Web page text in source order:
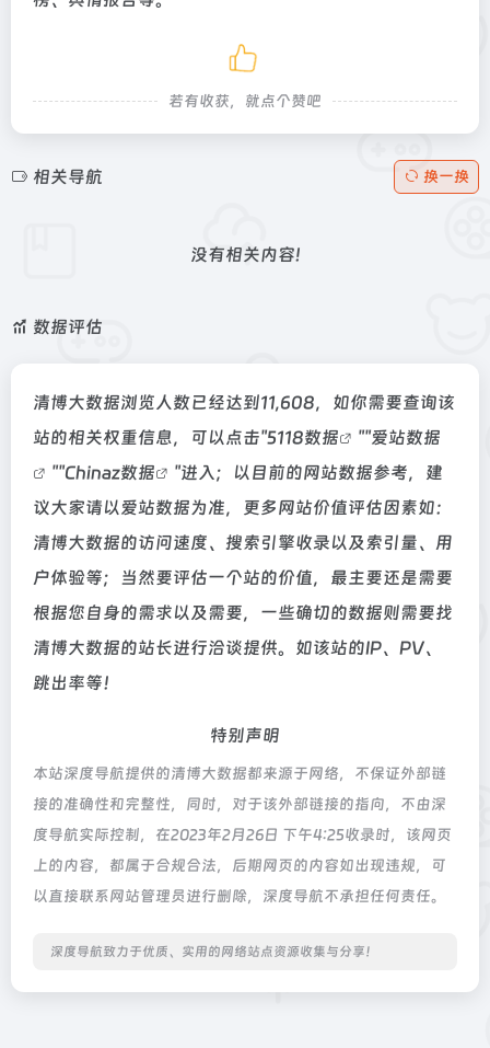
若有收获，就点个赞吧
相关导航 换一换
没有相关内容!
数据评估
清博大数据浏览人数已经达到11,608，如你需要查询该
站的相关权重信息，可以点击"5118数据 ""爱站数据
""Chinaz数据
"进入；以目前的网站数据参考，建
议大家请以爱站数据为准，更多网站价值评估因素如：
清博大数据的访问速度、搜索引擎收录以及索引量、用
户体验等；当然要评估一个站的价值，最主要还是需要
根据您自身的需求以及需要，一些确切的数据则需要找
清博大数据的站长进行洽谈提供。如该站的IP、PV、
跳出率等！
特别声明
本站深度导航提供的清博大数据都来源于网络，不保证外部链
接的准确性和完整性，同时，对于该外部链接的指向，不由深
度导航实际控制，在2023年2月26日 下午4:25收录时，该网页
上的内容，都属于合规合法，后期网页的内容如出现违规，可
以直接联系网站管理员进行删除，深度导航不承担任何责任。
深度导航致力于优质、实用的网络站点资源收集与分享！